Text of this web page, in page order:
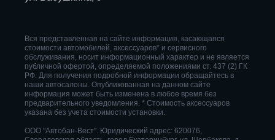
Вся представленная на сайте информация, касающаяся
стоимости автомобилей, аксессуаров* и сервисного
обслуживания, носит информационный характер и не является
публичной офертой, определяемой положениями ст. 437 (2) ГК
РФ. Для получения подробной информации обращайтесь в
наши автосалоны. Опубликованная на данном сайте
информация может быть изменена в любое время без
предварительного уведомления. * Стоимость аксессуаров
указана без учета стоимости установки.
ООО "Автобан-Вест". Юридический адрес: 620076,